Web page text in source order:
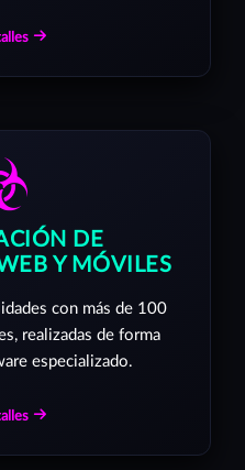
DE
Y MÓVILES
con más de 100
realizadas de forma
especializado.